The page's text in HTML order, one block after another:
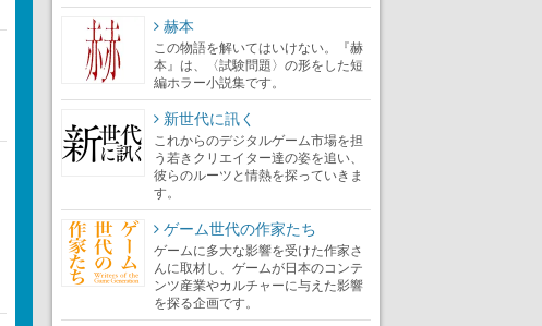
赫本
この物語を解いてはいけない。『赫
本』は、〈試験問題〉の形をした短
編ホラー小説集です。
新世代に訊く
これからのデジタルゲーム市場を担
う若きクリエイター達の姿を追い、
彼らのルーツと情熱を探っていきま
す。
ゲーム世代の作家たち
ゲームに多大な影響を受けた作家さ
んに取材し、ゲームが日本のコンテ
ンツ産業やカルチャーに与えた影響
を探る企画です。